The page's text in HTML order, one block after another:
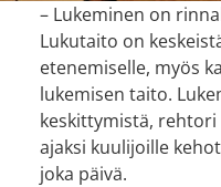
– Lukeminen on
Lukutaito on
etenemiselle, myös
lukemisen taito.
keskittymistä,
ajaksi kuulijoille
joka päivä.